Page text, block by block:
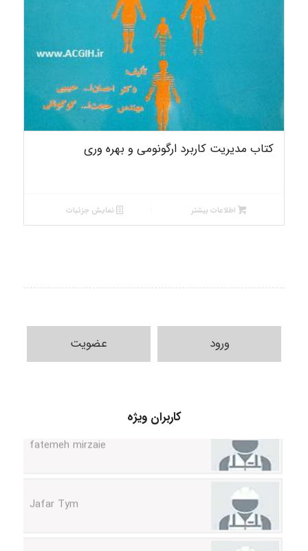
کتاب مدیریت کاربرد ارگونومی و بهره وری
اطلاعات بیشتر نمایش جزئیات
ورود عضویت
کاربران ویژه